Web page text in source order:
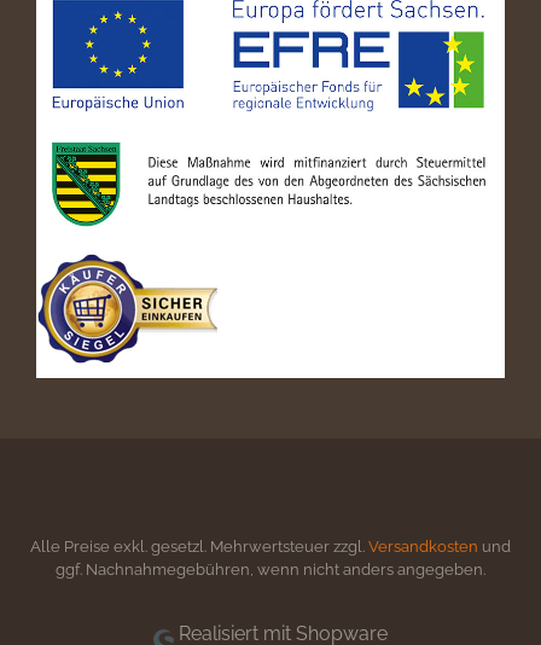
Alle Preise exkl. gesetzl. Mehrwertsteuer zzgl. Versandkosten und
ggf. Nachnahmegebühren, wenn nicht anders angegeben.
Realisiert mit Shopware